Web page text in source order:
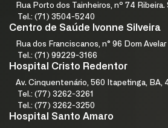
Rua Porto dos Tainheiros, nº 74 Ribeira.
Tel.: (71) 3504-5240
Centro de Saúde Ivonne Silveira
Rua dos Franciscanos, n° 96 Dom Avelar
Tel.: (71) 99229-3166
Hospital Cristo Redentor
Av. Cinquentenário, 560 Itapetinga, BA,
Tel.: (77) 3262-3261
Tel.: (77) 3262-3250
Hospital Santo Amaro